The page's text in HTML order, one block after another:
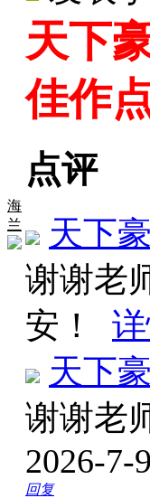
海
兰
天下
佳作
点评
天下
谢谢老
安！
天下
谢谢老
2026-7-
回复